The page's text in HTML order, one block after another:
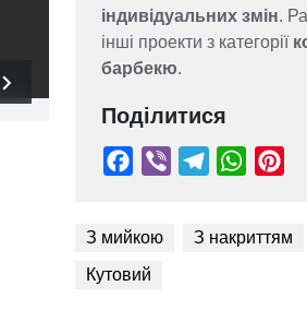
індивідуальних змін.
інші проекти з категорії
барбекю.
Поділитися
З мийкою З накриттям
Кутовий